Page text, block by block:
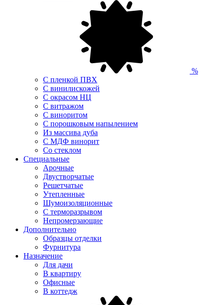
%
С пленкой ПВХ
С винилискожей
С окрасом НЦ
С витражом
С виноритом
С порошковым напылением
Из массива дуба
С МДФ винорит
Со стеклом
Специальные
Арочные
Двустворчатые
Решетчатые
Утепленные
Шумоизоляционные
С терморазрывом
Непромерзающие
Дополнительно
Образцы отделки
Фурнитура
Назначение
Для дачи
В квартиру
Офисные
В коттедж